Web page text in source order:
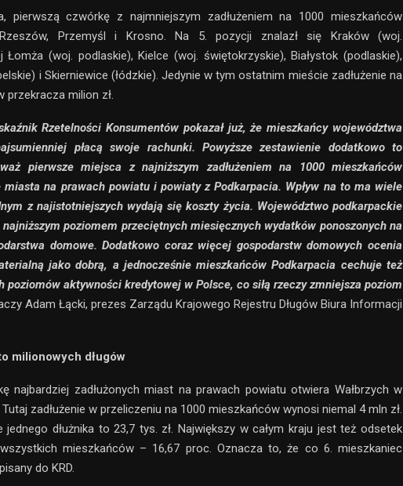
pierwszą czwórkę z najmniejszym zadłużeniem na 1000 mieszkańców
Przemyśl i Krosno. Na 5. pozycji znalazł się Kraków (woj.
Łomża (woj. podlaskie), Kielce (woj. świętokrzyskie), Białystok (podlaskie),
i Skierniewice (łódzkie). Jedynie w tym ostatnim mieście zadłużenie na
przekracza milion zł.
Rzetelności Konsumentów pokazał już, że mieszkańcy województwa
płacą swoje rachunki. Powyższe zestawienie dodatkowo to
pierwsze miejsca z najniższym zadłużeniem na 1000 mieszkańców
miasta na prawach powiatu i powiaty z Podkarpacia. Wpływ na to ma wiele
z najistotniejszych wydają się koszty życia. Województwo podkarpackie
poziomem przeciętnych miesięcznych wydatków ponoszonych na
domowe. Dodatkowo coraz więcej gospodarstw domowych ocenia
jako dobrą, a jednocześnie mieszkańców Podkarpacia cechuje też
poziomów aktywności kredytowej w Polsce, co siłą rzeczy zmniejsza poziom
Adam Łącki, prezes Zarządu Krajowego Rejestru Długów Biura Informacji
milionowych długów
najbardziej zadłużonych miast na prawach powiatu otwiera Wałbrzych w
zadłużenie w przeliczeniu na 1000 mieszkańców wynosi niemal 4 mln zł.
jednego dłużnika to 23,7 tys. zł. Największy w całym kraju jest też odsetek
mieszkańców – 16,67 proc. Oznacza to, że co 6. mieszkaniec
do KRD.